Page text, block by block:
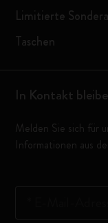
Limitierte
Taschen
In Kontakt
Melden Sie sich für
Informationen aus